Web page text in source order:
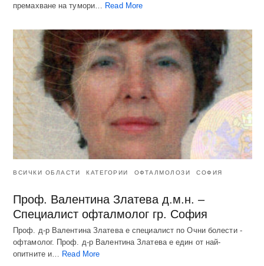
премахване на тумори…
Read More
ВСИЧКИ ОБЛАСТИ КАТЕГОРИИ ОФТАЛМОЛОЗИ СОФИЯ
Проф. Валентина Златева д.м.н. –
Специалист офталмолог гр. София
Проф. д-р Валентина Златева е специалист по Очни болести -
офтамолог. Проф. д-р Валентина Златева е един от най-
опитните и… Read More